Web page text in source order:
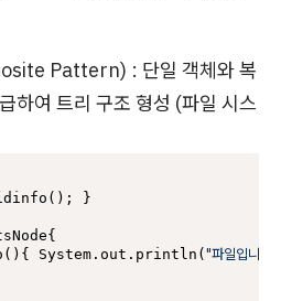
Pattern) : 단일 객체와 복
하여 트리 구조 형성 (파일 시스
}
System.out.println(
"파일입니다."